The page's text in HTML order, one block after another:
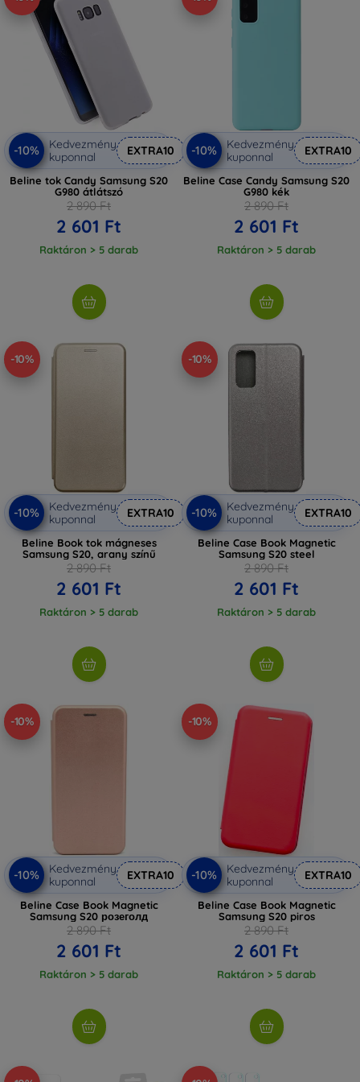
-10%
Kedvezmény
kuponnal
EXTRA10
Beline tok Candy Samsung S20
G980 átlátszó
2 890 Ft
2 601 Ft
Raktáron > 5 darab
-10%
Kedvezmény
kuponnal
EXTRA10
Beline Case Candy Samsung S20
G980 kék
2 890 Ft
2 601 Ft
Raktáron > 5 darab
-10%
-10%
Kedvezmény
kuponnal
EXTRA10
Beline Book tok mágneses
Samsung S20, arany színű
2 890 Ft
2 601 Ft
Raktáron > 5 darab
-10%
-10%
Kedvezmény
kuponnal
EXTRA10
Beline Case Book Magnetic
Samsung S20 steel
2 890 Ft
2 601 Ft
Raktáron > 5 darab
-10%
-10%
Kedvezmény
kuponnal
EXTRA10
Beline Case Book Magnetic
Samsung S20 розеголд
2 890 Ft
2 601 Ft
Raktáron > 5 darab
-10%
-10%
Kedvezmény
kuponnal
EXTRA10
Beline Case Book Magnetic
Samsung S20 piros
2 890 Ft
2 601 Ft
Raktáron > 5 darab